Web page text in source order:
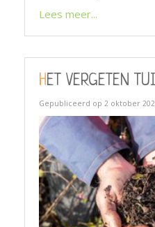
Lees meer...
HET VERGETEN
Gepubliceerd op 2 oktober